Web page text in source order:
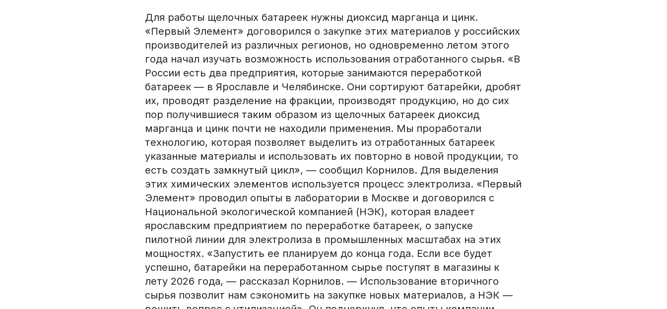
Для работы щелочных батареек нужны диоксид марганца и цинк.
«Первый Элемент» договорился о закупке этих материалов у российских
производителей из различных регионов, но одновременно летом этого
года начал изучать возможность использования отработанного сырья. «В
России есть два предприятия, которые занимаются переработкой
батареек — в Ярославле и Челябинске. Они сортируют батарейки, дробят
их, проводят разделение на фракции, производят продукцию, но до сих
пор получившиеся таким образом из щелочных батареек диоксид
марганца и цинк почти не находили применения. Мы проработали
технологию, которая позволяет выделить из отработанных батареек
указанные материалы и использовать их повторно в новой продукции, то
есть создать замкнутый цикл», — сообщил Корнилов. Для выделения
этих химических элементов используется процесс электролиза. «Первый
Элемент» проводил опыты в лаборатории в Москве и договорился с
Национальной экологической компанией (НЭК), которая владеет
ярославским предприятием по переработке батареек, о запуске
пилотной линии для электролиза в промышленных масштабах на этих
мощностях. «Запустить ее планируем до конца года. Если все будет
успешно, батарейки на переработанном сырье поступят в магазины к
лету 2026 года, — рассказал Корнилов. — Использование вторичного
сырья позволит нам сэкономить на закупке новых материалов, а НЭК —